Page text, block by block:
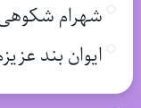
شهرام
ایوان بند